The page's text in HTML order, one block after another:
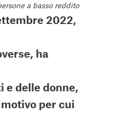
a basso reddito
2022,
ha
e delle donne,
per cui